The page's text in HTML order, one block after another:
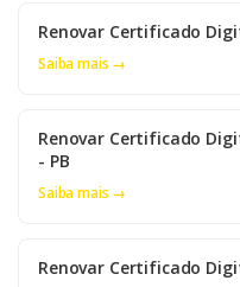
Renovar Certificado
Saiba mais →
Renovar Certificado
- PB
Saiba mais →
Renovar Certificado